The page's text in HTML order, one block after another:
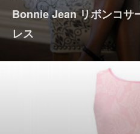
Bonnie Jean リボンコサ
レス